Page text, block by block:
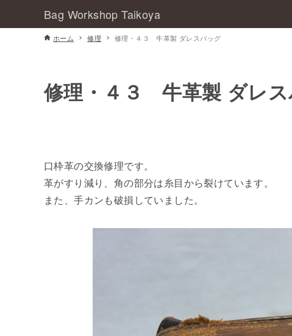
Bag Workshop Taikoya
ホーム 修理 修理・４３ 牛革製 ダレスバッグ
修理・４３ 牛革製 ダレ
口枠革の交換修理です。
革がすり減り、角の部分は糸目から裂けています。
また、手カンも破損していました。